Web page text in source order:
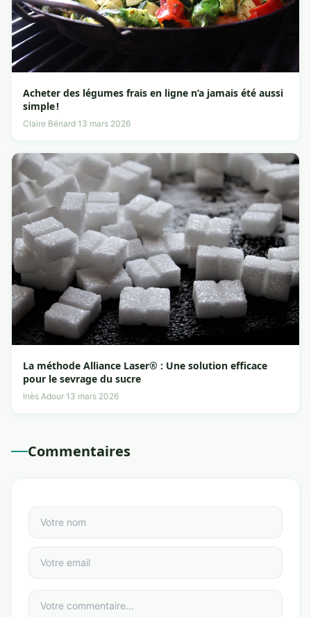
Acheter des légumes frais en ligne n’a jamais été aussi
simple !
Claire Bénard·13 mars 2026
La méthode Alliance Laser® : Une solution efficace
pour le sevrage du sucre
Inès Adour·13 mars 2026
Commentaires